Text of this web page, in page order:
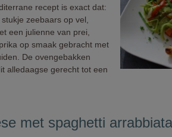
recept is exact dat:
zeebaars op vel,
een julienne van prei,
op smaak gebracht met
De ovengebakken
alledaagse gerecht tot een
met spaghetti